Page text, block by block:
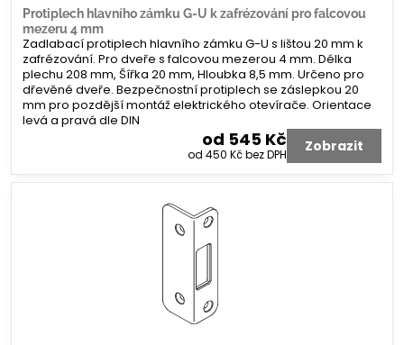
Protiplech hlavního zámku G-U k zafrézování pro falcovou
mezeru 4 mm
Zadlabací protiplech hlavního zámku G-U s lištou 20 mm k
zafrézování. Pro dveře s falcovou mezerou 4 mm. Délka
plechu 208 mm, Šířka 20 mm, Hloubka 8,5 mm. Určeno pro
dřevěné dveře. Bezpečnostní protiplech se záslepkou 20
mm pro pozdější montáž elektrického otevírače. Orientace
levá a pravá dle DIN
od 545 Kč
od 450 Kčbez DPH Zobrazit